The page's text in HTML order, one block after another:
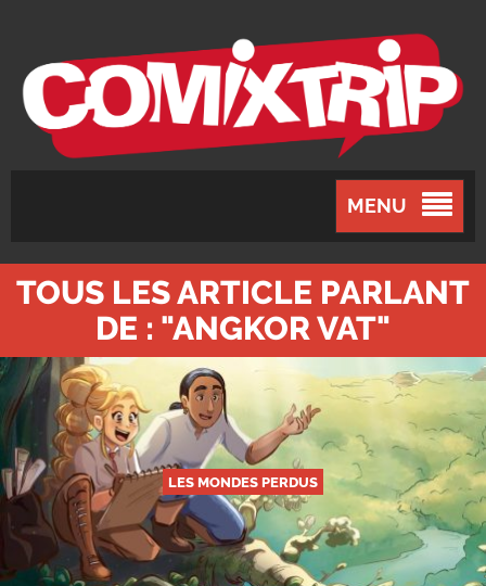
MENU
TOUS LES ARTICLE PARLANT
DE : "ANGKOR VAT"
LES MONDES PERDUS